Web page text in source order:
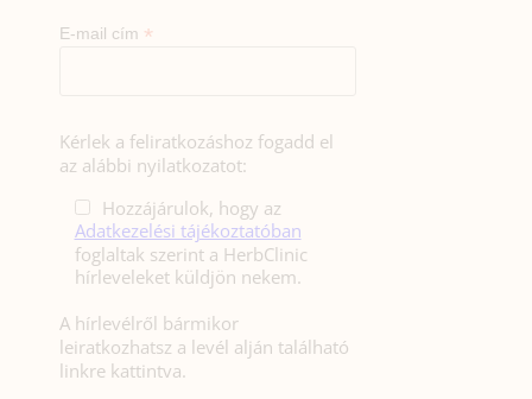
E-mail cím *
Kérlek a feliratkozáshoz fogadd el
az alábbi nyilatkozatot:
Hozzájárulok, hogy az
Adatkezelési tájékoztatóban
foglaltak szerint a HerbClinic
hírleveleket küldjön nekem.
A hírlevélről bármikor
leiratkozhatsz a levél alján található
linkre kattintva.